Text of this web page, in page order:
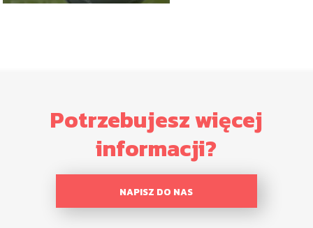
Potrzebujesz więcej
informacji?
NAPISZ DO NAS